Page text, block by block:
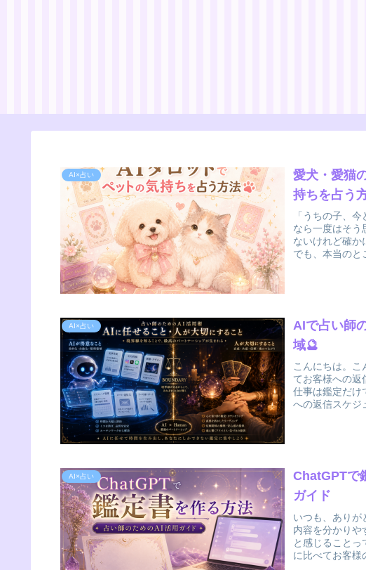
AI×占い
愛犬・愛猫
持ちを占う
「うちの子、
なら一度はそう
ないけれど確
でも、本当のと
AI×占い
AIで占い師
域🔮
こんにちは。こ
てお客様への
仕事は鑑定だけ
への返信スケ
AI×占い
ChatGPTで
ガイド
いつも、あり
内容を分かりや
と感じることっ
に比べてお客様